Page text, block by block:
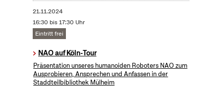
21.11.2024
16:30 bis 17:30 Uhr
Eintritt frei
NAO auf Köln-Tour
Präsentation unseres humanoiden Roboters NAO zum
Ausprobieren, Ansprechen und Anfassen in der
Staddteilbibliothek Mülheim